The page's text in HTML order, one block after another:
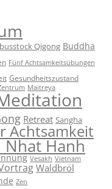
Qigong Buddha
Fünf Achtsamkeitsübungen
Gesundheitszustand
Maitreya
Retreat Sangha
Achtsamkeit
Nhat Hanh
Vesakh Vietnam
Waldbröl
Zen